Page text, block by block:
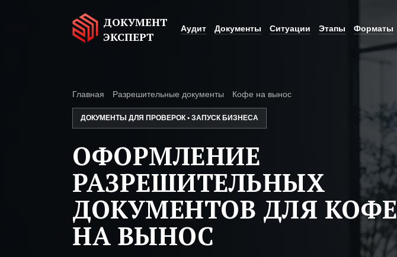
ДОКУМЕНТ
ЭКСПЕРТ
Аудит Документы Ситуации Этапы Форматы
Главная Разрешительные документы Кофе на вынос
ДОКУМЕНТЫ ДЛЯ ПРОВЕРОК • ЗАПУСК БИЗНЕСА
ОФОРМЛЕНИЕ
РАЗРЕШИТЕЛЬНЫХ
ДОКУМЕНТОВ ДЛЯ КОФЕ
НА ВЫНОС